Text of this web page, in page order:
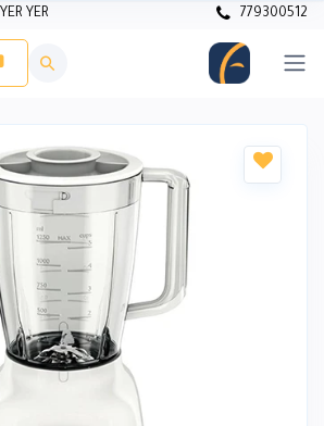
779300512
YER YER